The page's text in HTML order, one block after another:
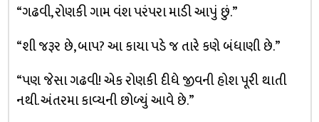
“ગઢવી, રોણકી ગામ વંશ પરંપરા માડી આપું છું.”
“શી જરૂર છે, બાપ? આ કાયા પડે જ તારે કણે બંધાણી છે.”
“પણ જેસા ગઢવી! એક રોણકી દીધે જીવની હોશ પૂરી થાતી
નથી. અંતરમા કાવ્યની છોળ્યું આવે છે.”